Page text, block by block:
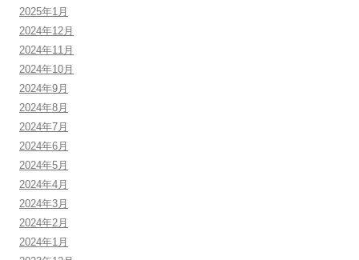
2025年1月
2024年12月
2024年11月
2024年10月
2024年9月
2024年8月
2024年7月
2024年6月
2024年5月
2024年4月
2024年3月
2024年2月
2024年1月